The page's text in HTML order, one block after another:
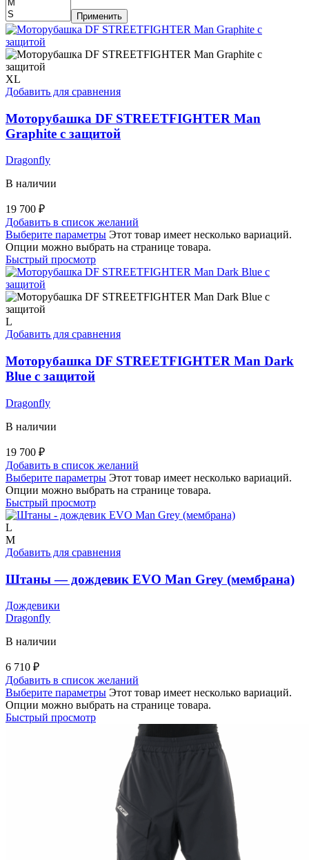
Применить
XL
Добавить для сравнения
Моторубашка DF STREETFIGHTER Man
Graphite с защитой
Dragonfly
В наличии
19 700 ₽
Добавить в список желаний
Выберите параметры Этот товар имеет несколько вариаций.
Опции можно выбрать на странице товара.
Быстрый просмотр
L
Добавить для сравнения
Моторубашка DF STREETFIGHTER Man Dark
Blue с защитой
Dragonfly
В наличии
19 700 ₽
Добавить в список желаний
Выберите параметры Этот товар имеет несколько вариаций.
Опции можно выбрать на странице товара.
Быстрый просмотр
L
M
Добавить для сравнения
Штаны — дождевик EVO Man Grey (мембрана)
Дождевики
Dragonfly
В наличии
6 710 ₽
Добавить в список желаний
Выберите параметры Этот товар имеет несколько вариаций.
Опции можно выбрать на странице товара.
Быстрый просмотр